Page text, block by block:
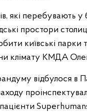
які перебувають у
простори
київські
клімату КМДА
відбулося в